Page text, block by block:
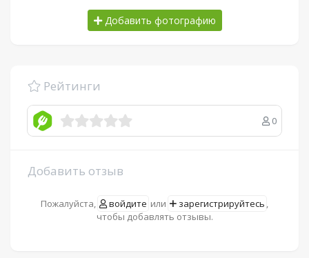
Добавить фотографию
Рейтинги
0
Добавить отзыв
Пожалуйста, войдите или зарегистрируйтесь ,
чтобы добавлять отзывы.